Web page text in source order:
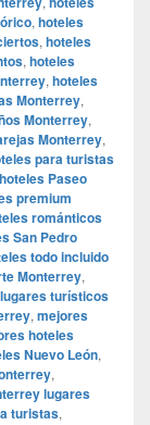
, hoteles
, hoteles
, hoteles
, hoteles
Monterrey,
Monterrey,
Monterrey,
para turistas
hoteles Paseo
premium
románticos
San Pedro
todo incluido
Monterrey,
lugares turísticos
, mejores
hoteles
Nuevo León,
,
lugares
turistas,